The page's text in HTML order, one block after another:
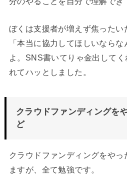
ぼくは支援者が増えず焦ったい
「本当に協力してほしいなら
よ。SNS書いてりゃ金出して
れてハッとしました。
クラウドファンディングを
ど
クラウドファンディングをや
ますが、全て勉強です。